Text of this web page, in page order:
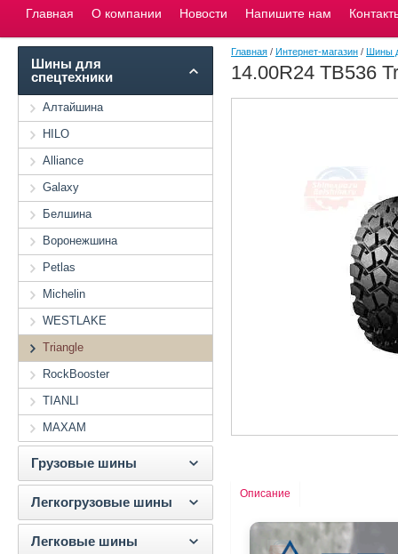
Главная О компании Новости Напишите нам
Шины для
спецтехники
Алтайшина
HILO
Alliance
Galaxy
Белшина
Воронежшина
Petlas
Michelin
WESTLAKE
Triangle
RockBooster
TIANLI
MAXAM
Грузовые шины
Легкогрузовые шины
Легковые шины
Главная / Интернет-магазин / Шины
14.00R24 TB536
Описание